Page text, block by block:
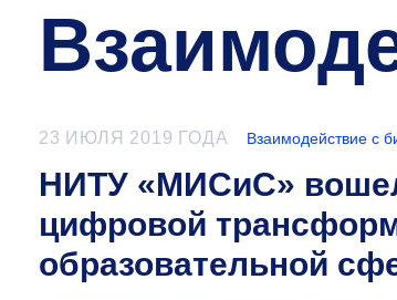
23 ИЮЛЯ 2019 ГОДА Взаимодействие с
НИТУ «МИСиС»
цифровой
образовательной